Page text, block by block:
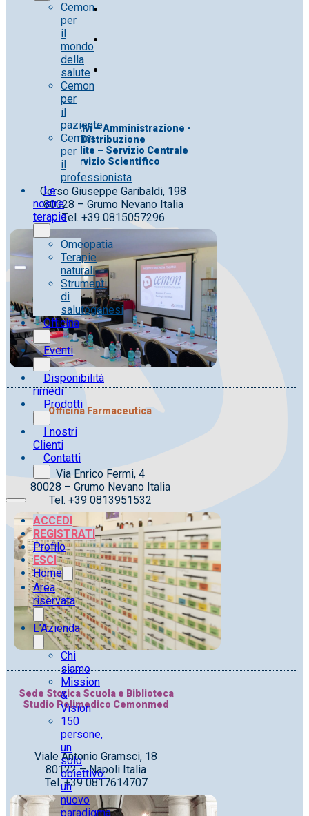
Cemon
per
il
mondo
della
salute
Cemon
per
il
paziente
Cemon
per
il
professionista
Le
nostre
terapie
Omeopatia
Terapie
naturali
Strumenti
di
salutogenesi
Officina
Eventi
Disponibilità
rimedi
Prodotti
I nostri
Clienti
Contatti
ACCEDI
REGISTRATI
Profilo
ESCI
Home
Area
riservata
L’Azienda
Chi
siamo
Mission
&
Vision
150
persone,
un
solo
obiettivo:
un
nuovo
paradigma
Uff. Direttivi – Amministrazione -
Distribuzione
Uff. Vendite – Servizio Centrale
Servizio Scientifico
Corso Giuseppe Garibaldi, 198
80028 – Grumo Nevano Italia
Tel. +39 0815057296
Officina Farmaceutica
Via Enrico Fermi, 4
80028 – Grumo Nevano Italia
Tel. +39 0813951532
Sede Storica Scuola e Biblioteca
Studio Polimedico Cemonmed
Viale Antonio Gramsci, 18
80122 – Napoli Italia
Tel. +39 0817614707